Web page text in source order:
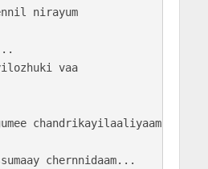
nirayum
vaa
chandrikayilaaliyaam
chernnidaam...